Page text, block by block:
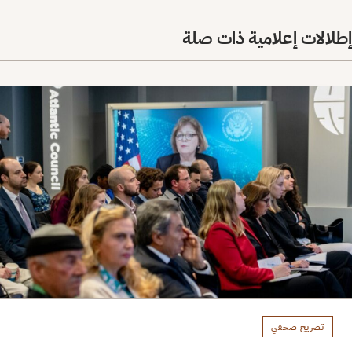
إطلالات إعلامية ذات صلة
تصريح صحفي